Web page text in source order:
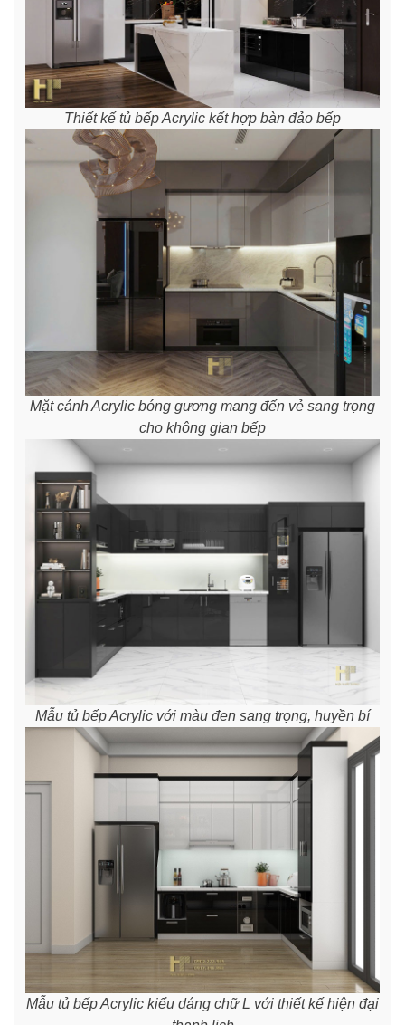
Thiết kế tủ bếp Acrylic kết hợp bàn đảo bếp
Mặt cánh Acrylic bóng gương mang đến vẻ sang trọng
cho không gian bếp
Mẫu tủ bếp Acrylic với màu đen sang trọng, huyền bí
Mẫu tủ bếp Acrylic kiểu dáng chữ L với thiết kế hiện đại